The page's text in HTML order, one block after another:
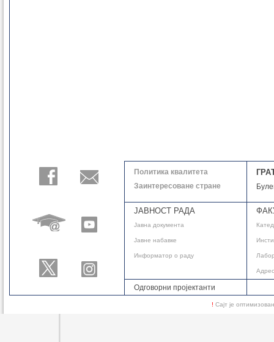
Политика квалитета
Заинтересоване стране
ЈАВНОСТ РАДА
Јавнa документа
Јавне набавке
Информатор о раду
Одговорни пројектанти
! Сајт је